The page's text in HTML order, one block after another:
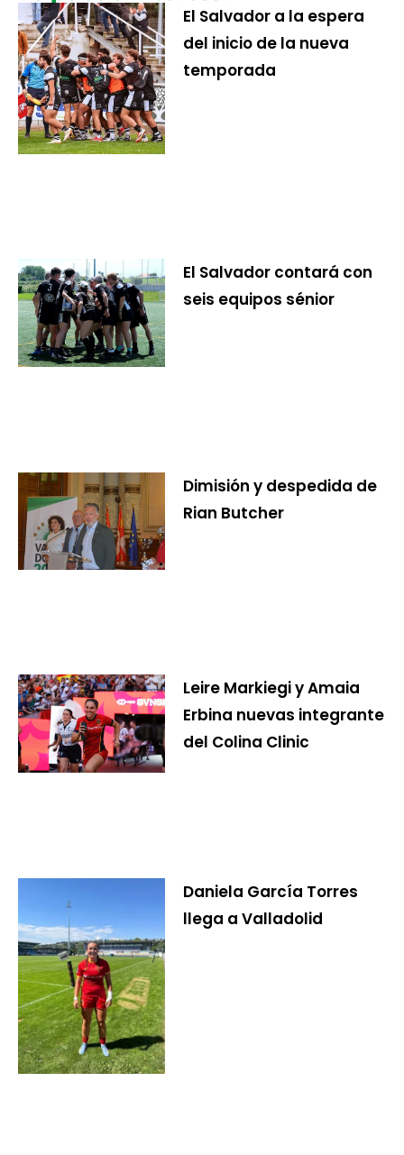
El Salvador a la espera
del inicio de la nueva
temporada
El Salvador contará con
seis equipos sénior
Dimisión y despedida de
Rian Butcher
Leire Markiegi y Amaia
Erbina nuevas integrante
del Colina Clinic
Daniela García Torres
llega a Valladolid